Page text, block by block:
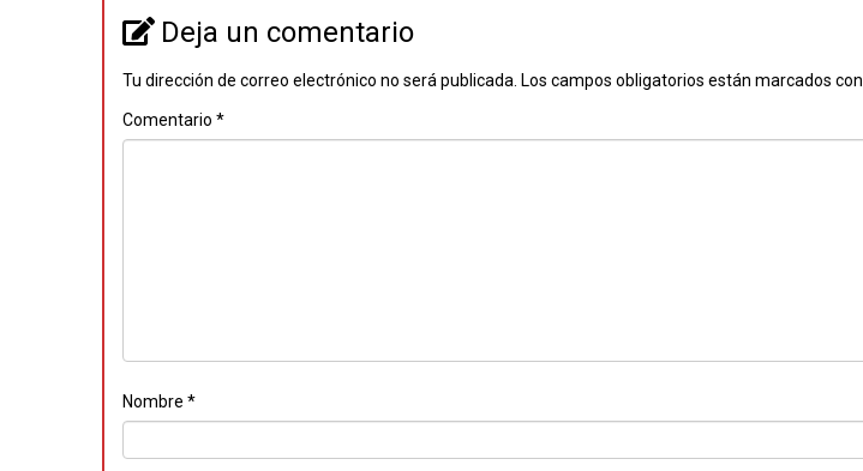
Deja un comentario
Tu dirección de correo electrónico no será publicada. Los campos obligatorios están marcados con
Comentario *
Nombre *